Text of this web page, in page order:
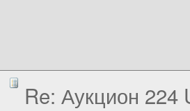
Re: Аукцион 224